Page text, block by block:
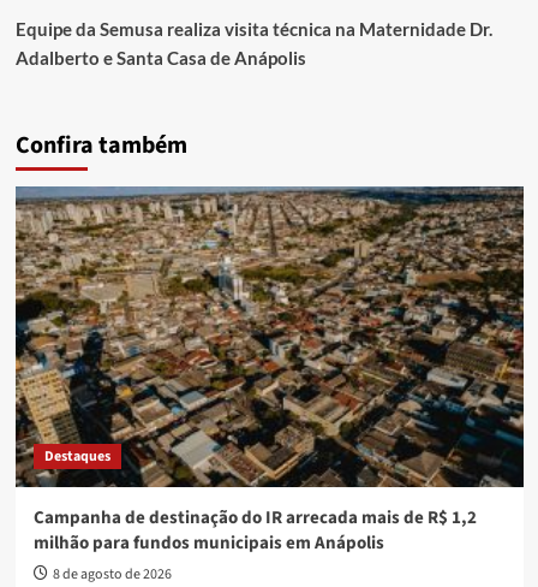
Equipe da Semusa realiza visita técnica na Maternidade Dr.
Adalberto e Santa Casa de Anápolis
Confira também
Destaques
Campanha de destinação do IR arrecada mais de R$ 1,2
milhão para fundos municipais em Anápolis
8 de agosto de 2026